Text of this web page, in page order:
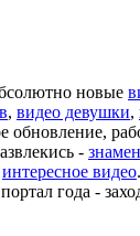
новые
, видео девушки,
обновление,
-
интересное видео
года -